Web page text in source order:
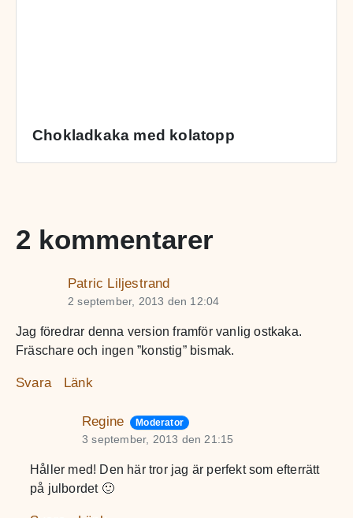
Chokladkaka med kolatopp
2 kommentarer
Patric Liljestrand
2 september, 2013 den 12:04
Jag föredrar denna version framför vanlig ostkaka.
Fräschare och ingen ”konstig” bismak.
Svara Länk
Regine Moderator
3 september, 2013 den 21:15
Håller med! Den här tror jag är perfekt som efterrätt
på julbordet 🙂